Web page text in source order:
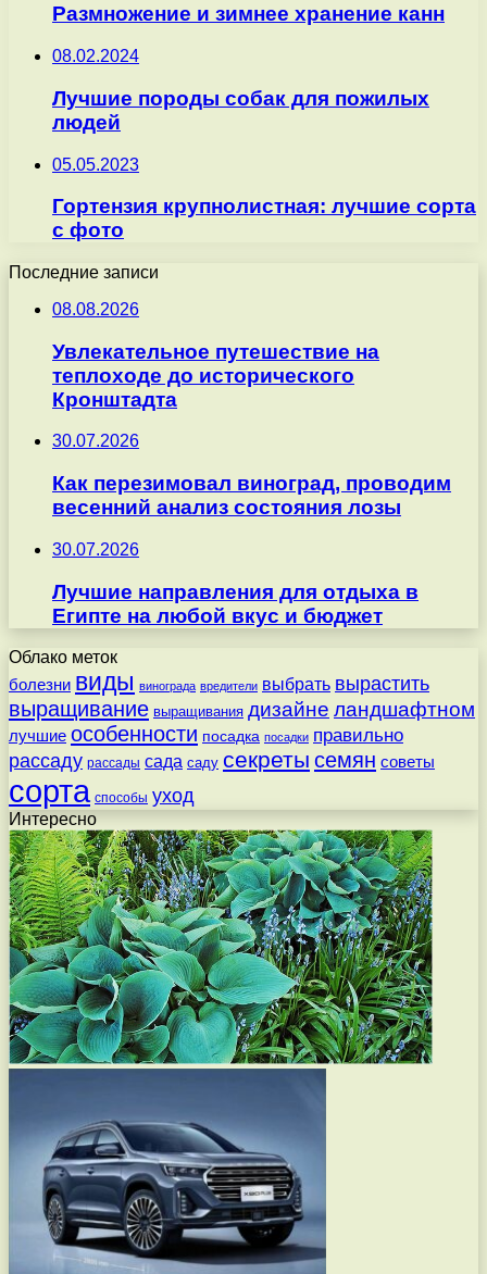
Размножение и зимнее хранение канн
08.02.2024
Лучшие породы собак для пожилых
людей
05.05.2023
Гортензия крупнолистная: лучшие сорта
с фото
Последние записи
08.08.2026
Увлекательное путешествие на
теплоходе до исторического
Кронштадта
30.07.2026
Как перезимовал виноград, проводим
весенний анализ состояния лозы
30.07.2026
Лучшие направления для отдыха в
Египте на любой вкус и бюджет
Облако меток
болезни виды винограда вредители выбрать вырастить
выращивание выращивания дизайне ландшафтном
лучшие особенности посадка посадки правильно
рассаду рассады сада саду секреты семян советы
сорта способы уход
Интересно